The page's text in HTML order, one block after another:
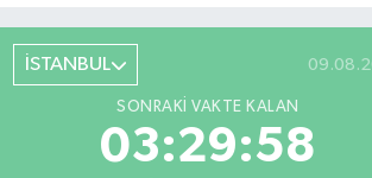
İSTANBUL
SONRAKI VAKTE KALAN
03:29:58